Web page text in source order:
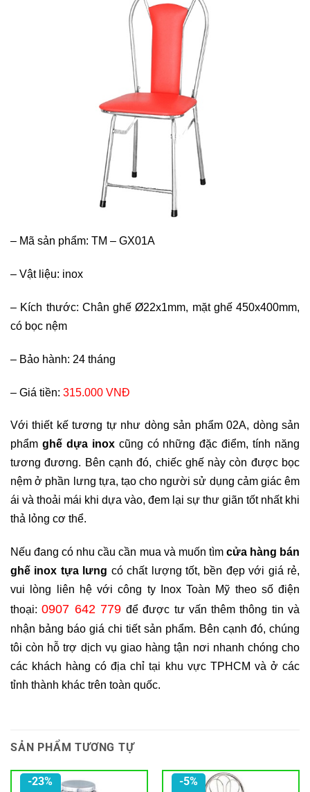
– Mã sản phẩm: TM – GX01A
– Vật liệu: inox
– Kích thước: Chân ghế Ø22x1mm, mặt ghế 450x400mm,
có bọc nệm
– Bảo hành: 24 tháng
– Giá tiền: 315.000 VNĐ
Với thiết kế tương tự như dòng sản phẩm 02A, dòng sản
phẩm ghế dựa inoxcũng có những đặc điểm, tính năng
tương đương. Bên cạnh đó, chiếc ghế này còn được bọc
nệm ở phần lưng tựa, tạo cho người sử dụng cảm giác êm
ái và thoải mái khi dựa vào, đem lại sự thư giãn tốt nhất khi
thả lỏng cơ thể.
Nếu đang có nhu cầu cần mua và muốn tìm cửa hàng bán
ghế inox tựa lưng có chất lượng tốt, bền đẹp với giá rẻ,
vui lòng liên hệ với công ty Inox Toàn Mỹ theo số điện
thoại:0907 642 779để được tư vấn thêm thông tin và
nhận bảng báo giá chi tiết sản phẩm. Bên cạnh đó, chúng
tôi còn hỗ trợ dịch vụ giao hàng tận nơi nhanh chóng cho
các khách hàng có địa chỉ tại khu vực TPHCM và ở các
tỉnh thành khác trên toàn quốc.
SẢN PHẨM TƯƠNG TỰ
-23% -5%